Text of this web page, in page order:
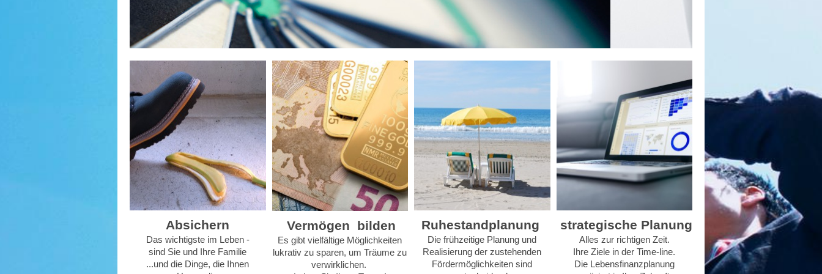
Absichern
Das wichtigste im Leben -
sind Sie und Ihre Familie
...und die Dinge, die Ihnen
Vermögen bilden
Es gibt vielfältige Möglichkeiten
lukrativ zu sparen, um Träume zu
verwirklichen.
Ruhestandplanung
Die frühzeitige Planung und
Realisierung der zustehenden
Fördermöglichkeiten sind
strategische Planung
Alles zur richtigen Zeit.
Ihre Ziele in der Time-line.
Die Lebensfinanzplanung